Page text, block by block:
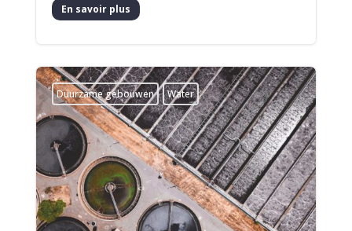
En savoir plus
Duurzame gebouwen Water